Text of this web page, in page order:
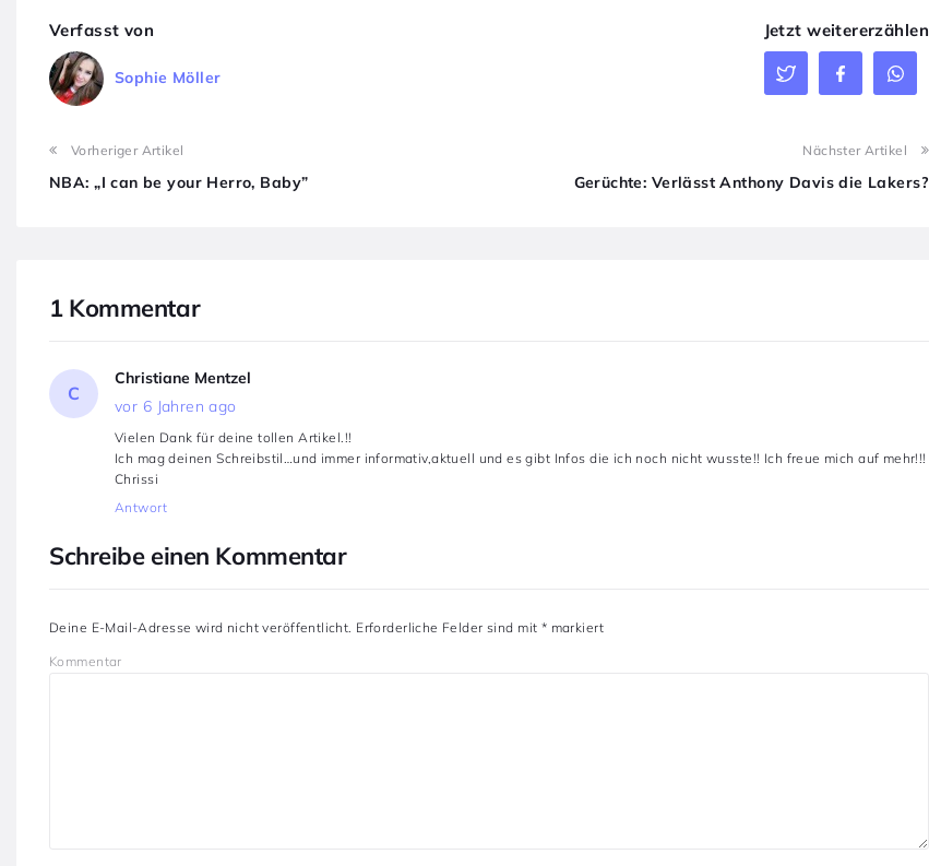
Verfasst von
Sophie Möller
Jetzt weitererzählen
Vorheriger Artikel
NBA: „I can be your Herro, Baby”
Nächster Artikel
Gerüchte: Verlässt Anthony Davis die Lakers?
1 Kommentar
C
Christiane Mentzel
vor 6 Jahren ago
Vielen Dank für deine tollen Artikel.!!
Ich mag deinen Schreibstil…und immer informativ,aktuell und es gibt Infos die ich noch nicht wusste!! Ich freue mich auf mehr!!!
Chrissi
Antwort
Schreibe einen Kommentar
Deine E-Mail-Adresse wird nicht veröffentlicht. Erforderliche Felder sind mit * markiert
Kommentar